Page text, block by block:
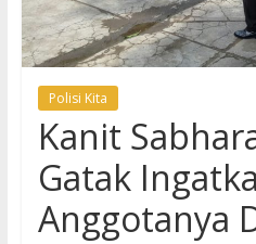
Polisi Kita
Kanit
Gatak
Anggotanya